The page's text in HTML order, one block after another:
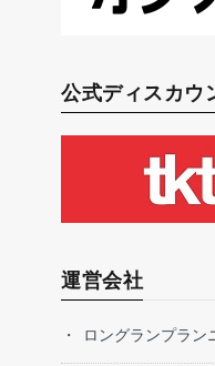
公式ディスカウ
運営会社
ロングランプラン